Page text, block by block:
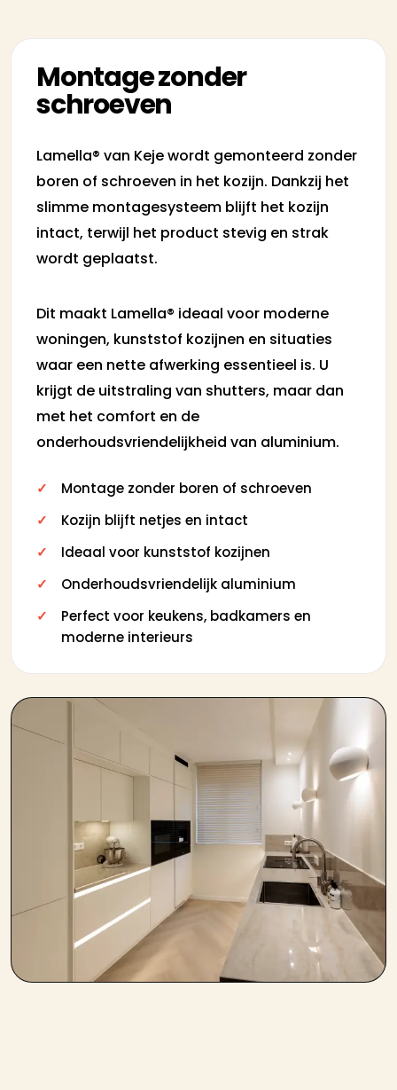
Montage zonder
schroeven
Lamella® van Keje wordt gemonteerd zonder
boren of schroeven in het kozijn. Dankzij het
slimme montagesysteem blijft het kozijn
intact, terwijl het product stevig en strak
wordt geplaatst.
Dit maakt Lamella® ideaal voor moderne
woningen, kunststof kozijnen en situaties
waar een nette afwerking essentieel is. U
krijgt de uitstraling van shutters, maar dan
met het comfort en de
onderhoudsvriendelijkheid van aluminium.
Montage zonder boren of schroeven
Kozijn blijft netjes en intact
Ideaal voor kunststof kozijnen
Onderhoudsvriendelijk aluminium
Perfect voor keukens, badkamers en
moderne interieurs